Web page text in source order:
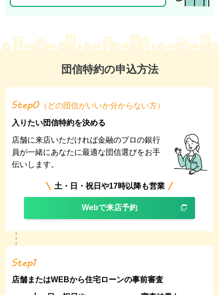
団信特約の申込方法
（どの団信がいいか分からない方）
入りたい団信特約を決める
店舗に来店いただければ金融のプロの銀行
員が一緒にあなたに最適な団信選びをお手
伝いします。
土・日・祝日や17時以降も営業
Webで来店予約
店舗またはWEBから住宅ローンの事前審査